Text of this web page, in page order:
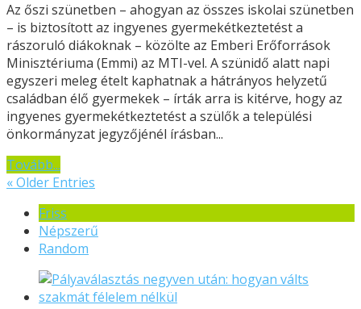
Az őszi szünetben – ahogyan az összes iskolai szünetben
– is biztosított az ingyenes gyermekétkeztetést a
rászoruló diákoknak – közölte az Emberi Erőforrások
Minisztériuma (Emmi) az MTI-vel. A szünidő alatt napi
egyszeri meleg ételt kaphatnak a hátrányos helyzetű
családban élő gyermekek – írták arra is kitérve, hogy az
ingyenes gyermekétkeztetést a szülők a települési
önkormányzat jegyzőjénél írásban...
Tovább...
« Older Entries
Friss
Népszerű
Random